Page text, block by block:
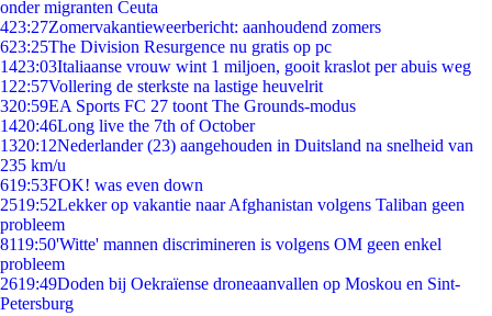
onder migranten Ceuta
423:27Zomervakantieweerbericht: aanhoudend zomers
623:25The Division Resurgence nu gratis op pc
1423:03Italiaanse vrouw wint 1 miljoen, gooit kraslot per abuis weg
1 22:57Vollering de sterkste na lastige heuvelrit
320:59EA Sports FC 27 toont The Grounds-modus
1420:46Long live the 7th of October
1320:12Nederlander (23) aangehouden in Duitsland na snelheid van
235 km/u
619:53FOK! was even down
2519:52Lekker op vakantie naar Afghanistan volgens Taliban geen
probleem
8119:50'Witte' mannen discrimineren is volgens OM geen enkel
probleem
2619:49Doden bij Oekraïense droneaanvallen op Moskou en Sint-
Petersburg